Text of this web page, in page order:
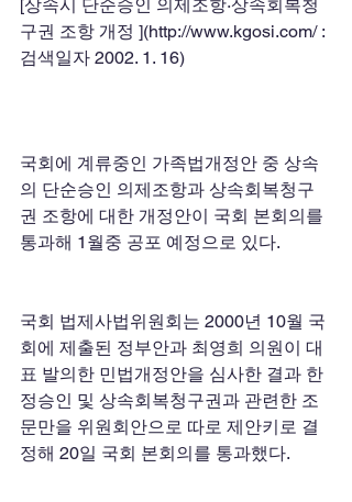
[상속시 단순승인 의제조항·상속회복청
구권 조항 개정 ](http://www.kgosi.com/ :
검색일자 2002. 1. 16)
국회에 계류중인 가족법개정안 중 상속
의 단순승인 의제조항과 상속회복청구
권 조항에 대한 개정안이 국회 본회의를
통과해 1월중 공포 예정으로 있다.
국회 법제사법위원회는 2000년 10월 국
회에 제출된 정부안과 최영희 의원이 대
표 발의한 민법개정안을 심사한 결과 한
정승인 및 상속회복청구권과 관련한 조
문만을 위원회안으로 따로 제안키로 결
정해 20일 국회 본회의를 통과했다.